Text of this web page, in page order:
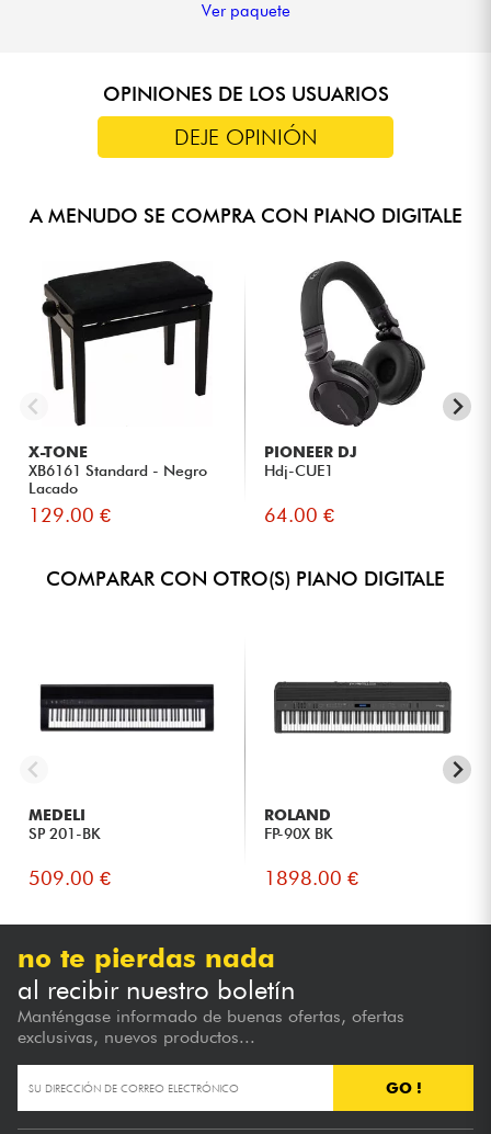
Ver paquete
OPINIONES DE LOS USUARIOS
DEJE OPINIÓN
A MENUDO SE COMPRA CON PIANO DIGITALE
X-TONE
XB6161 Standard - Negro
Lacado
129.00 €
PIONEER DJ
Hdj-CUE1
64.00 €
COMPARAR CON OTRO(S) PIANO DIGITALE
MEDELI
SP 201-BK
509.00 €
ROLAND
FP-90X BK
1898.00 €
no te pierdas nada
al recibir nuestro boletín
Manténgase informado de buenas ofertas, ofertas
exclusivas, nuevos productos...
GO !